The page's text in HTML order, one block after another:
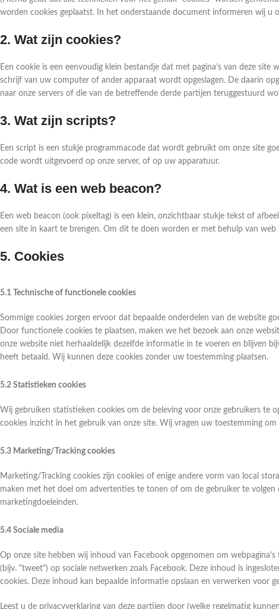
worden cookies geplaatst. In het onderstaande document informeren wij u
2. Wat zijn cookies?
Een cookie is een eenvoudig klein bestandje dat met pagina’s van deze
schrijf van uw computer of ander apparaat wordt opgeslagen. De daarin
naar onze servers of die van de betreffende derde partijen teruggestuurd
3. Wat zijn scripts?
Een script is een stukje programmacode dat wordt gebruikt om onze site
code wordt uitgevoerd op onze server, of op uw apparatuur.
4. Wat is een web beacon?
Een web beacon (ook pixeltag) is een klein, onzichtbaar stukje tekst of
een site in kaart te brengen. Om dit te doen worden er met behulp van web
5. Cookies
5.1 Technische of functionele cookies
Sommige cookies zorgen ervoor dat bepaalde onderdelen van de website
Door functionele cookies te plaatsen, maken we het bezoek aan onze
onze website niet herhaaldelijk dezelfde informatie in te voeren en blijven
heeft betaald. Wij kunnen deze cookies zonder uw toestemming plaatsen.
5.2 Statistieken cookies
Wij gebruiken statistieken cookies om de beleving voor onze gebruikers te
cookies inzicht in het gebruik van onze site. Wij vragen uw toestemming
5.3 Marketing/Tracking cookies
Marketing/Tracking cookies zijn cookies of enige andere vorm van local
maken met het doel om advertenties te tonen of om de gebruiker te volgen
marketingdoeleinden.
5.4 Sociale media
Op onze site hebben wij inhoud van Facebook opgenomen om
(bijv. "tweet") op sociale netwerken zoals Facebook. Deze inhoud is
cookies. Deze inhoud kan bepaalde informatie opslaan en verwerken voor
Leest u de privacyverklaring van deze partijen door (welke regelmatig